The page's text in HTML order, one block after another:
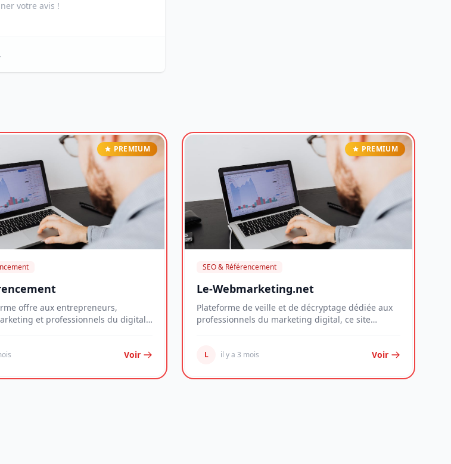
votre avis !
PREMIUM
offre aux entrepreneurs,
et professionnels du digital
Voir
PREMIUM
SEO & Référencement
Le-Webmarketing.net
Plateforme de veille et de décryptage dédiée aux
professionnels du marketing digital, ce site
L il y a 3 mois Voir